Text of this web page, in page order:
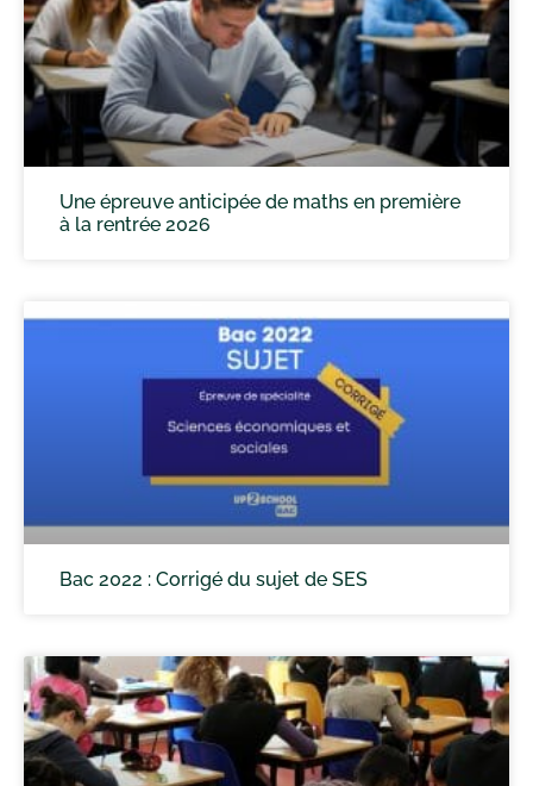
Une épreuve anticipée de maths en première
à la rentrée 2026
Bac 2022 : Corrigé du sujet de SES